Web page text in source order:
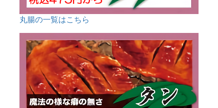
丸腸の一覧はこちら